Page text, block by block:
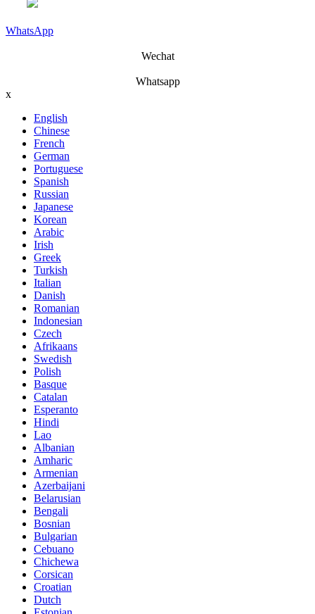
WhatsApp
Wechat
Whatsapp
x
English
Chinese
French
German
Portuguese
Spanish
Russian
Japanese
Korean
Arabic
Irish
Greek
Turkish
Italian
Danish
Romanian
Indonesian
Czech
Afrikaans
Swedish
Polish
Basque
Catalan
Esperanto
Hindi
Lao
Albanian
Amharic
Armenian
Azerbaijani
Belarusian
Bengali
Bosnian
Bulgarian
Cebuano
Chichewa
Corsican
Croatian
Dutch